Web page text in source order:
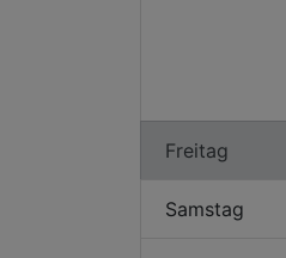
Freitag
Samstag